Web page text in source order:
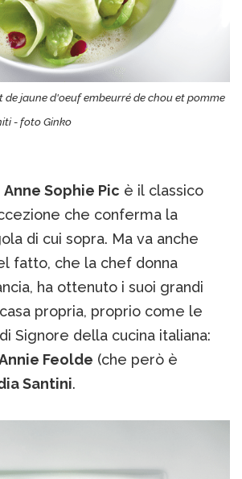
jaune d'oeuf embeurré de chou et pomme
- foto Ginko
Anne Sophie Pic è il classico
che conferma la
di cui sopra. Ma va anche
fatto, che la chef donna
ha ottenuto i suoi grandi
propria, proprio come le
Signore della cucina italiana:
Feolde (che però è
Santini.